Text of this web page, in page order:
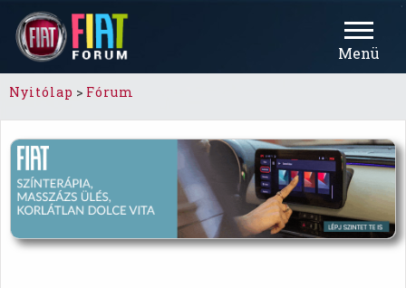
Menü
Nyitólap > Fórum